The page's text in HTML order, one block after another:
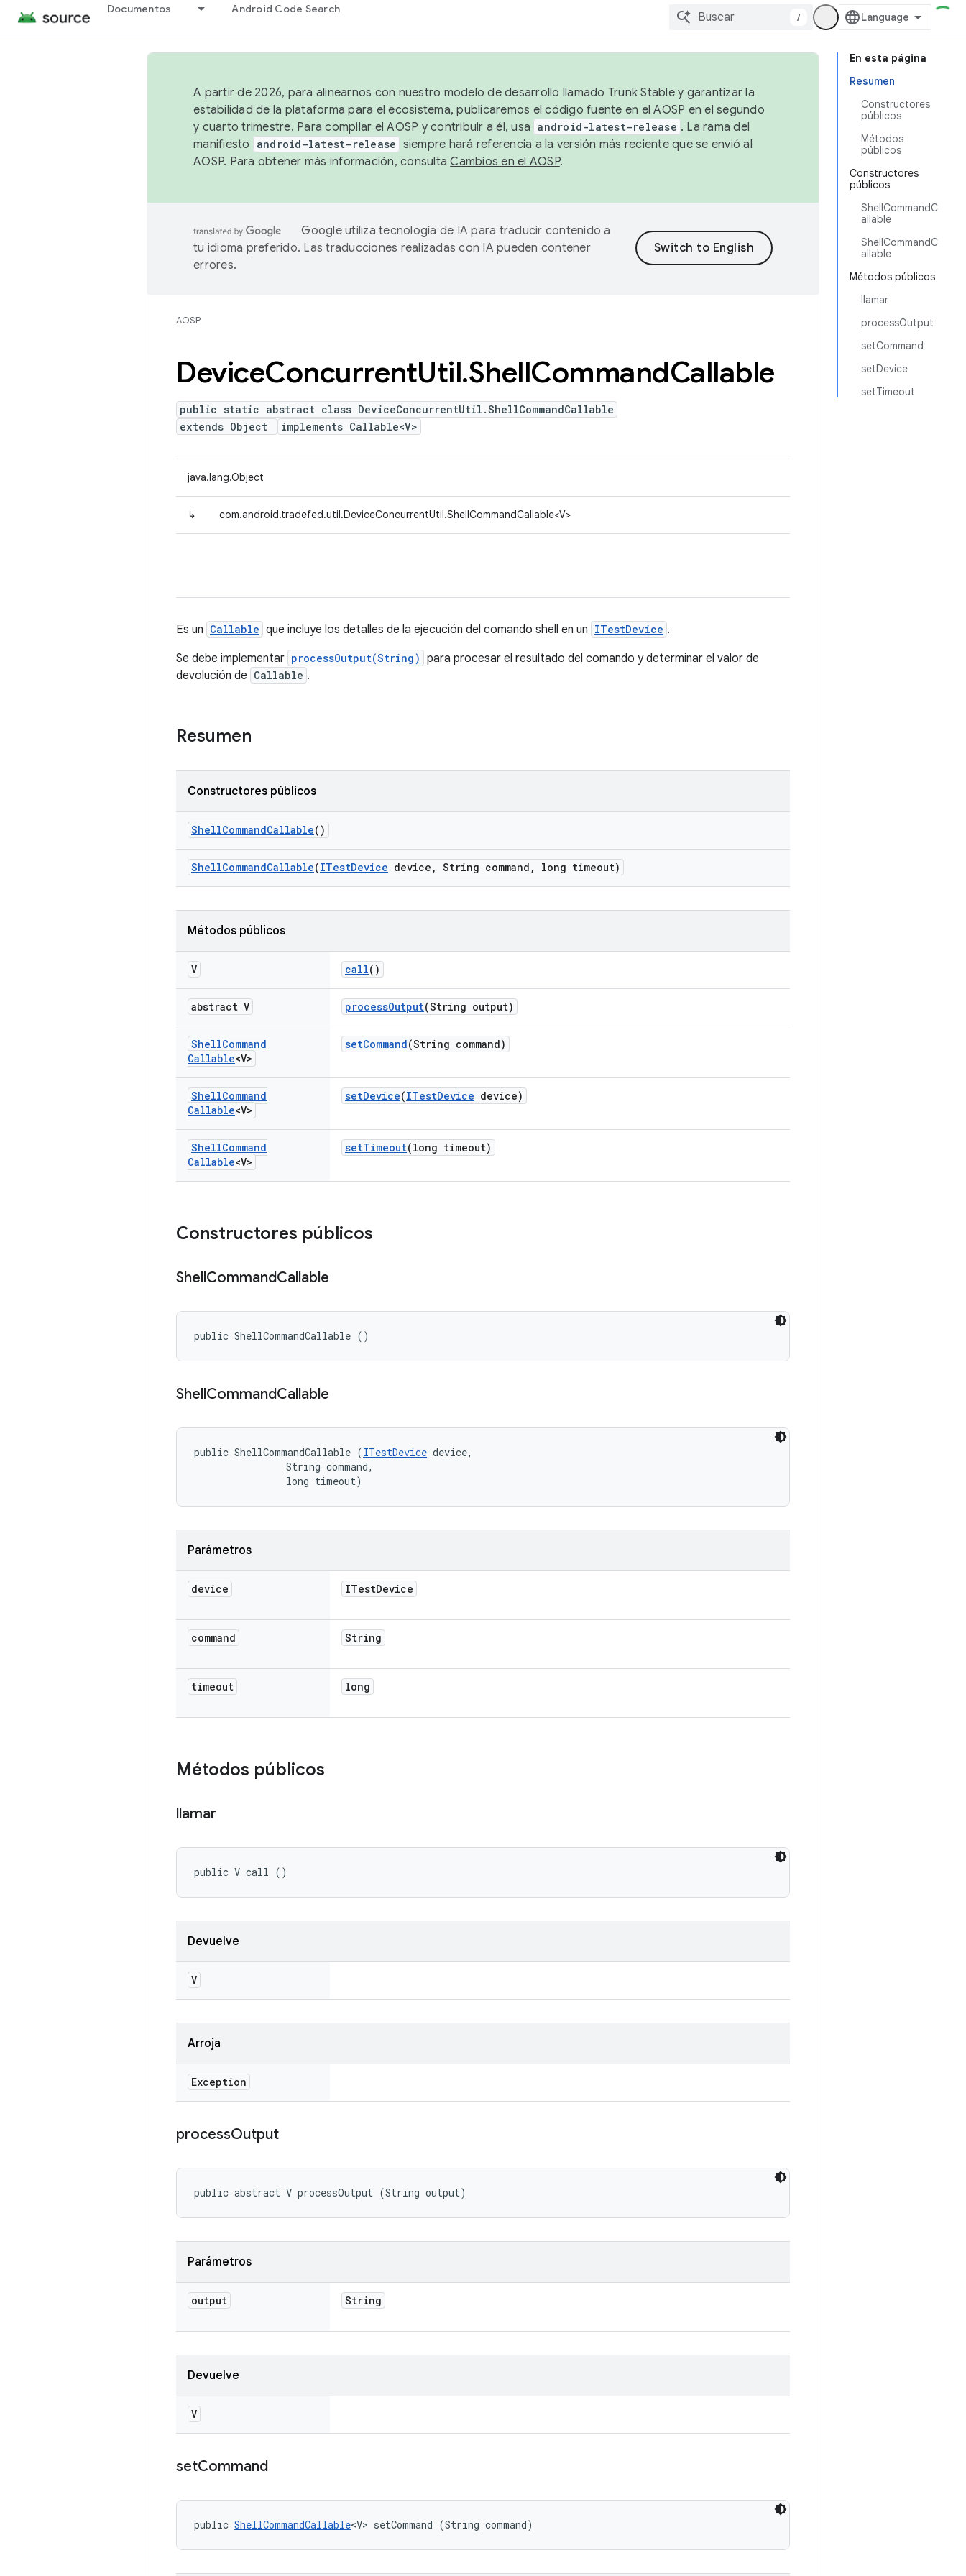
Documentos Android Code Search
/
En esta página
Resumen
Constructores
públicos
Métodos
públicos
Constructores
públicos
ShellCommandC
allable
ShellCommandC
allable
Métodos públicos
llamar
processOutput
setCommand
setDevice
setTimeout
A partir de 2026, para alinearnos con nuestro modelo de desarrollo llamado Trunk Stable y garantizar la
estabilidad de la plataforma para el ecosistema, publicaremos el código fuente en el AOSP en el segundo
y cuarto trimestre. Para compilar el AOSP y contribuir a él, usa android-latest-release . La rama del
manifiesto
android-latest-release siempre hará referencia a la versión más reciente que se envió al
AOSP. Para obtener más información, consultaCambios en el AOSP.
Google utiliza tecnología de IA para traducir contenido a
tu idioma preferido. Las traducciones realizadas con IA pueden contener
errores.
AOSP
DeviceConcurrentUtil.ShellCommandCallable
public static abstract class DeviceConcurrentUtil.ShellCommandCallable
extends Object
implements Callable<V>
java.lang.Object
↳ com.android.tradefed.util.DeviceConcurrentUtil.ShellCommandCallable<V>
Es un Callable que incluye los detalles de la ejecución del comando shell en un ITestDevice .
Se debe implementar processOutput(String) para procesar el resultado del comando y determinar el valor de
devolución de Callable .
Resumen
Constructores públicos
ShellCommandCallable()
ShellCommandCallable(ITestDevice device , String command , long timeout)
Métodos públicos
V call()
abstract V processOutput(String output)
ShellCommand
Callable<V>
setCommand(String command)
ShellCommand
Callable<V>
setDevice(ITestDevice device)
ShellCommand
Callable<V>
setTimeout(long timeout)
Constructores públicos
ShellCommandCallable
public ShellCommandCallable ()
ShellCommandCallable
public ShellCommandCallable (ITestDevice device,
                String command,
                long timeout)
Parámetros
device ITestDevice
command String
timeout long
Métodos públicos
llamar
public V call ()
Devuelve
V
Arroja
Exception
processOutput
public abstract V processOutput (String output)
Parámetros
output String
Devuelve
V
setCommand
public ShellCommandCallable<V> setCommand (String command)